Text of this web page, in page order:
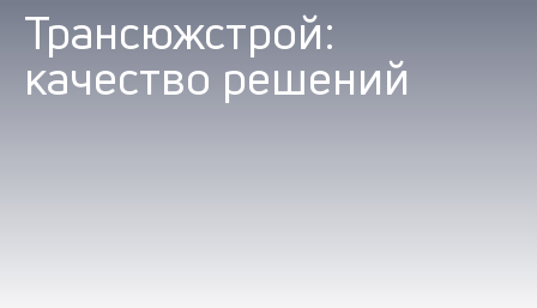
Трансюжстрой:
качество решений